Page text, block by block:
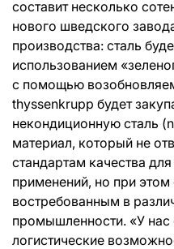
составит несколько
нового шведского
производства: сталь
использованием
с помощью
thyssenkrupp будет
некондиционную сталь
материал, который не
стандартам качества
применений, но при
востребованным в
промышленности. «У нас
логистические